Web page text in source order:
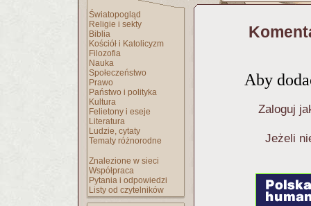
Światopogląd
Religie i sekty
Biblia
Kościół i Katolicyzm
Filozofia
Nauka
Społeczeństwo
Prawo
Państwo i polityka
Kultura
Felietony i eseje
Literatura
Ludzie, cytaty
Tematy różnorodne
Znalezione w sieci
Współpraca
Pytania i odpowiedzi
Listy od czytelników
Aby
Zaloguj
Jeżeli